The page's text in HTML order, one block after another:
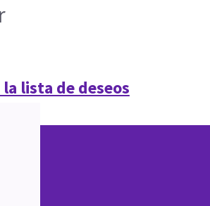
lista de deseos